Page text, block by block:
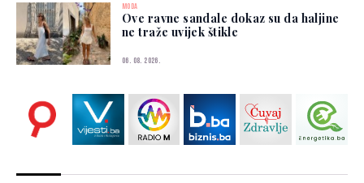
MODA
Ove ravne sandale dokaz su da haljine
ne traže uvijek štikle
06. 08. 2026.